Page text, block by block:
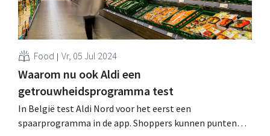
Food Vr, 05 Jul 2024
Waarom nu ook Aldi een
getrouwheidsprogramma test
In België test Aldi Nord voor het eerst een
spaarprogramma in de app. Shoppers kunnen punten